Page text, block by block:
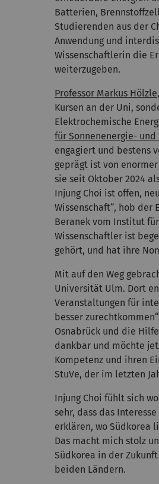
Batterien,
Studierenden aus der
Anwendung und
Wissenschaftlerin die
weiterzugeben.
Professor Markus Hölzle
Kursen an der Uni,
Elektrochemische
für Sonnenenergie- und
engagiert und bestens
geprägt ist von
sie seit Oktober 2024
Injung Choi ist offen,
Wissenschaft“, hob der
Beranek vom Institut
Wissenschaftler ist
gehört, und hat ihre
Mit auf den Weg
Universität Ulm. Dort
Veranstaltungen für
besser
Osnabrück und die
dankbar und möchte
Kompetenz und ihren
StuVe, der im letzten
Injung Choi fühlt sich
sehr, dass das
erklären, wo Südkorea
Das macht mich stolz
Südkorea in der
beiden Ländern.